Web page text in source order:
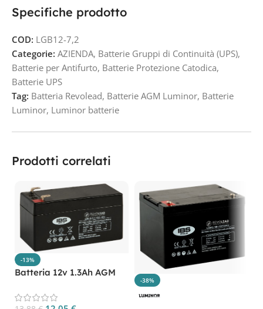
Specifiche prodotto
COD: LGB12-7,2
Categorie: AZIENDA, Batterie Gruppi di Continuità (UPS),
Batterie per Antifurto, Batterie Protezione Catodica,
Batterie UPS
Tag: Batteria Revolead, Batterie AGM Luminor, Batterie
Luminor, Luminor batterie
Prodotti correlati
-13%
Batteria 12v 1.3Ah AGM
-38%